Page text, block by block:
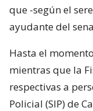
que -según el
ayudante del
Hasta el momento
mientras que la
respectivas a
Policial (SIP) de